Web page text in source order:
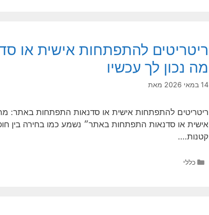
ריטריטים להתפתחות אישית או
מה נכון לך עכשיו
14 במאי 2026 מאת
ריטריטים להתפתחות אישית או סדנאות התפתחות באתר:
אישית או סדנאות התפתחות באתר״ נשמע כמו בחירה בין
קטנות.…
קטגוריות
כללי